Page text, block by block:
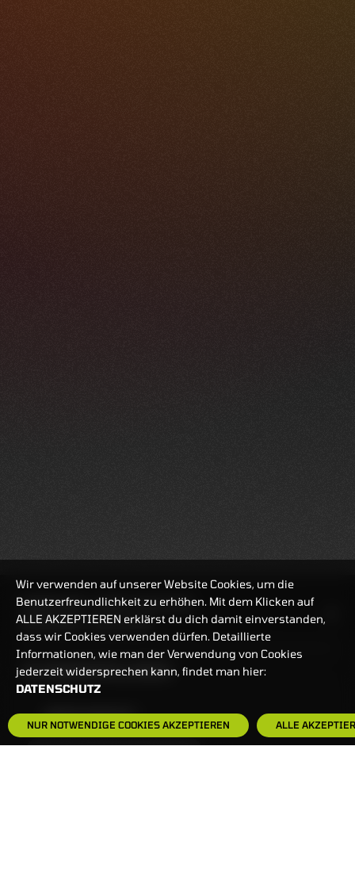
BANKEINSTELLUNGEN
HÄUFIG GESUCHT:
HANDELSZEIT
MO-FR: 7:30-23 UHR
ZERTIFIKATE
8:00-22 UHR
Wir verwenden auf unserer Website Cookies, um die
Benutzerfreundlichkeit zu erhöhen. Mit dem Klicken auf
ALLE AKZEPTIEREN erklärst du dich damit einverstanden,
dass wir Cookies verwenden dürfen. Detaillierte
Informationen, wie man der Verwendung von Cookies
jederzeit widersprechen kann, findet man hier:
DATENSCHUTZ
NUR NOTWENDIGE COOKIES AKZEPTIEREN ALLE